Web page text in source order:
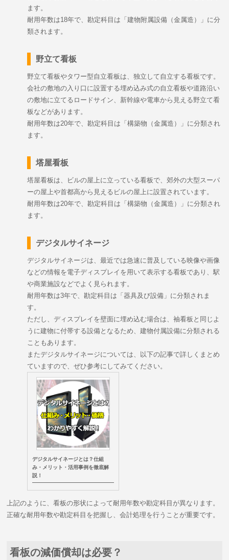
ます。
耐用年数は18年で、勘定科目は「建物附属設備（金属造）」に分
類されます。
野立て看板
野立て看板やタワー型自立看板は、独立して自立する看板です。
会社の敷地の入り口に設置する埋め込み式の自立看板や道路沿い
の敷地に立てるロードサイン、新幹線や電車から見える野立て看
板などがあります。
耐用年数は20年で、勘定科目は「構築物（金属造）」に分類され
ます。
塔屋看板
塔屋看板は、ビルの屋上に立っている看板で、郊外の大型スーパ
ーの屋上や首都高から見えるビルの屋上に設置されています。
耐用年数は20年で、勘定科目は「構築物（金属造）」に分類され
ます。
デジタルサイネージ
デジタルサイネージは、最近では急速に普及している映像や画像
などの情報を電子ディスプレイを用いて表示する看板であり、駅
や商業施設などでよく見られます。
耐用年数は3年で、勘定科目は「器具及び設備」に分類されま
す。
ただし、ディスプレイを壁面に埋め込む場合は、袖看板と同じよ
うに建物に付帯する設備となるため、建物付属設備に分類される
こともあります。
またデジタルサイネージについては、以下の記事で詳しくまとめ
ていますので、ぜひ参考にしてみてください。
デジタルサイネージとは？仕組
み・メリット・活用事例を徹底解
説！
上記のように、看板の形状によって耐用年数や勘定科目が異なります。
正確な耐用年数や勘定科目を把握し、会計処理を行うことが重要です。
看板の減価償却は必要？